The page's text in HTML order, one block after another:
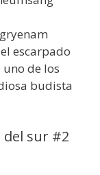
escarpado
de los
budista
del sur #2